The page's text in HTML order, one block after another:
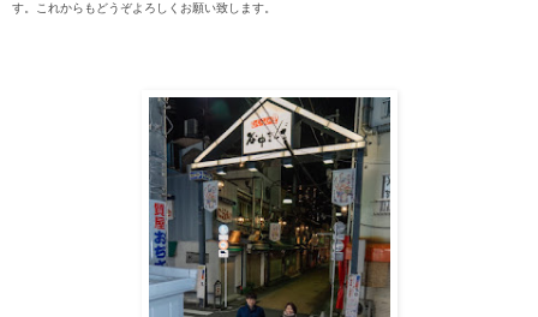
す。これからもどうぞよろしくお願い致します。